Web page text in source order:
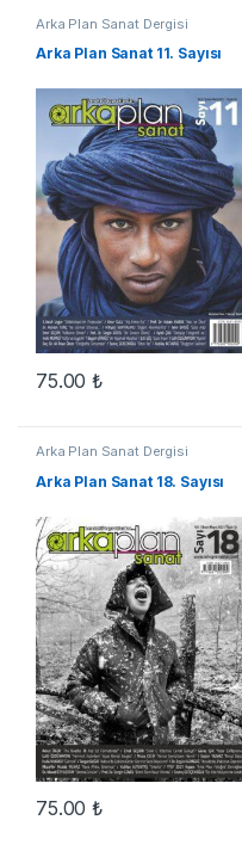
Arka Plan Sanat Dergisi
Arka Plan Sanat 11. Sayısı
75.00₺
Arka Plan Sanat Dergisi
Arka Plan Sanat 18. Sayısı
75.00₺